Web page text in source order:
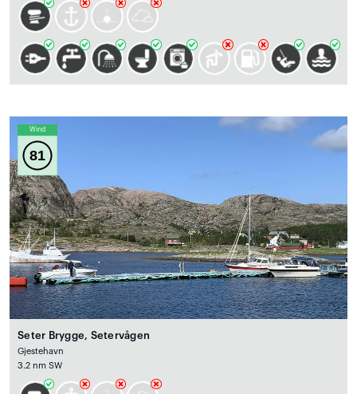
Wind
81
Seter Brygge, Setervågen
Gjestehavn
3.2 nm SW